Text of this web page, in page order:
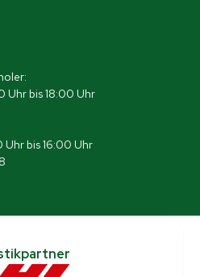
Uhr bis 18:00 Uhr
Uhr bis 16:00 Uhr